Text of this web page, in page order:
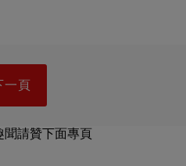
一頁
聞請贊下面專頁